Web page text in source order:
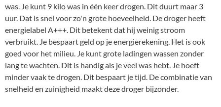
was. Je kunt 9 kilo was in één keer drogen. Dit duurt maar 3
uur. Dat is snel voor zo'n grote hoeveelheid. De droger heeft
energielabel A+++. Dit betekent dat hij weinig stroom
verbruikt. Je bespaart geld op je energierekening. Het is ook
goed voor het milieu. Je kunt grote ladingen wassen zonder
lang te wachten. Dit is handig als je veel was hebt. Je hoeft
minder vaak te drogen. Dit bespaart je tijd. De combinatie van
snelheid en zuinigheid maakt deze droger bijzonder.